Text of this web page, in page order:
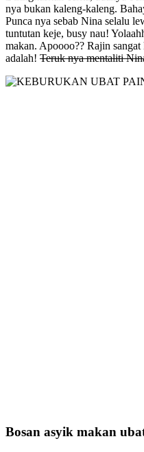
nya bukan kaleng-kaleng.
Punca nya sebab Nina selalu
tuntutan keje, busy nau!
makan. Apoooo?? Rajin
adalah! Teruk nya mentaliti
Bosan asyik makan